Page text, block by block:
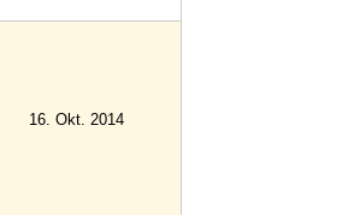
16. Okt. 2014